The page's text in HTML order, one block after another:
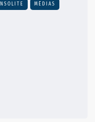
INSOLITE MÉDIAS